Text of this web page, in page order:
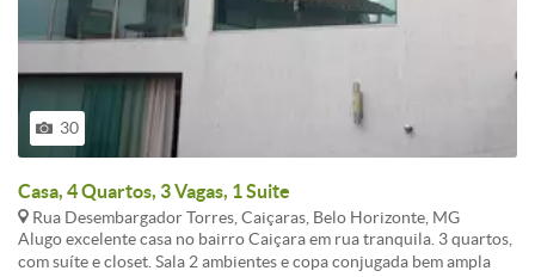
30
Casa, 4 Quartos, 3 Vagas, 1 Suite
Rua Desembargador Torres, Caiçaras, Belo Horizonte, MG
Alugo excelente casa no bairro Caiçara em rua tranquila. 3 quartos,
com suíte e closet. Sala 2 ambientes e copa conjugada bem ampla